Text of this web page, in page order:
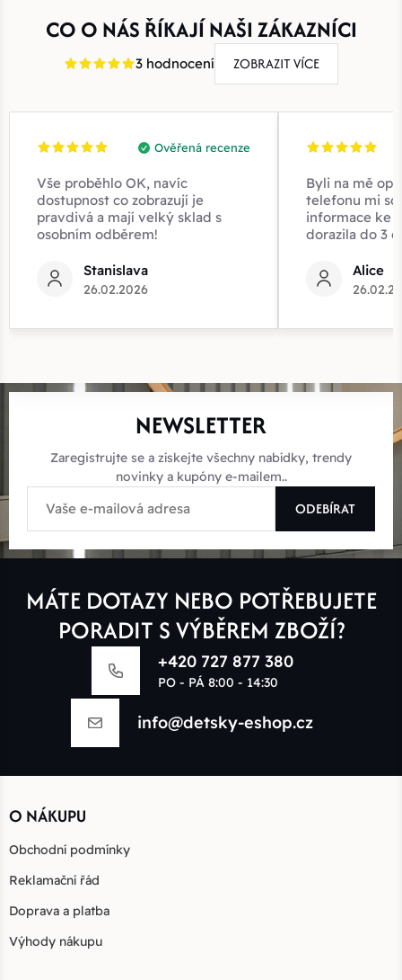
CO O NÁS ŘÍKAJÍ NAŠI ZÁKAZNÍCI
3 hodnocení ZOBRAZIT VÍCE
Ověřená recenze
Vše proběhlo OK, navíc
dostupnost co zobrazují je
pravdivá a mají velký sklad s
osobním odběrem!
Stanislava
26.02.2026
Byli na mě
telefonu mi
informace ke
dorazila do 3
Alice
NEWSLETTER
Zaregistrujte se a získejte všechny nabídky, trendy
novinky a kupóny e-mailem..
ODEBÍRAT
MÁTE DOTAZY NEBO POTŘEBUJETE
PORADIT S VÝBĚREM ZBOŽÍ?
+420 727 877 380
PO - PÁ 8:00 - 14:30
info@detsky-eshop.cz
O NÁKUPU
Obchodní podmínky
Reklamační řád
Doprava a platba
Výhody nákupu